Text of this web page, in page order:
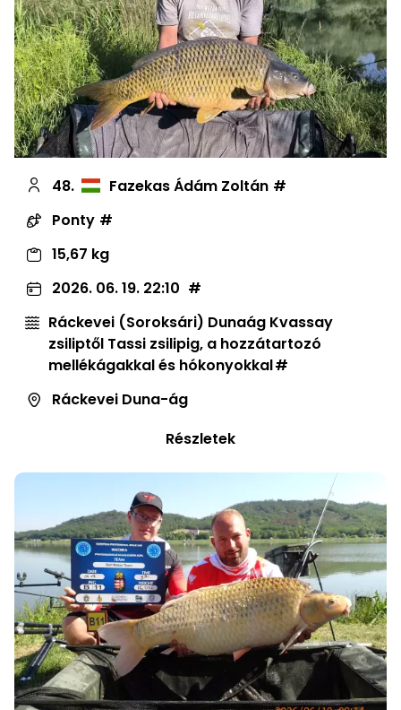
48.
Fazekas Ádám Zoltán
Ponty
15,67 kg
2026. 06. 19. 22:10
Ráckevei (Soroksári) Dunaág Kvassay
zsiliptől Tassi zsilipig, a hozzátartozó
mellékágakkal és hókonyokkal
Ráckevei Duna-ág
Részletek